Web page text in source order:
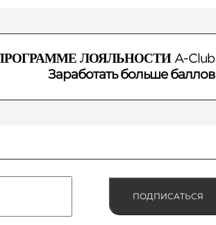
ЛОЯЛЬНОСТИ A-Club
Заработать больше баллов
ПОДПИСАТЬСЯ